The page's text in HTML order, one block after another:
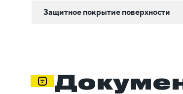
Защитное покрытие поверхности